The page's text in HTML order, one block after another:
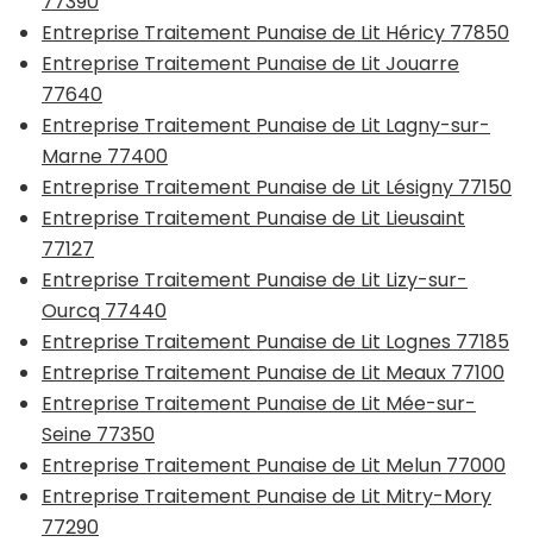
Entreprise Traitement Punaise de Lit Héricy 77850
Entreprise Traitement Punaise de Lit Jouarre
77640
Entreprise Traitement Punaise de Lit Lagny-sur-
Marne 77400
Entreprise Traitement Punaise de Lit Lésigny 77150
Entreprise Traitement Punaise de Lit Lieusaint
77127
Entreprise Traitement Punaise de Lit Lizy-sur-
Ourcq 77440
Entreprise Traitement Punaise de Lit Lognes 77185
Entreprise Traitement Punaise de Lit Meaux 77100
Entreprise Traitement Punaise de Lit Mée-sur-
Seine 77350
Entreprise Traitement Punaise de Lit Melun 77000
Entreprise Traitement Punaise de Lit Mitry-Mory
77290